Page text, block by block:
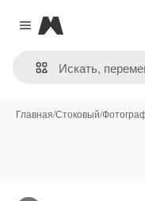
Close menu
Magnific
Главная/Стоковый/